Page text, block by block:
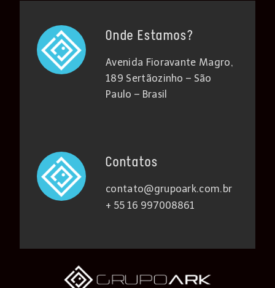
Onde Estamos?
Avenida Fioravante Magro,
189 Sertãozinho – São
Paulo – Brasil
Contatos
contato@grupoark.com.br
+ 55 16 997008861